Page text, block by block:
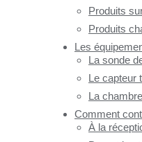
Produits
Produits
Les
La sonde
Le capteur
La
Comment
À la